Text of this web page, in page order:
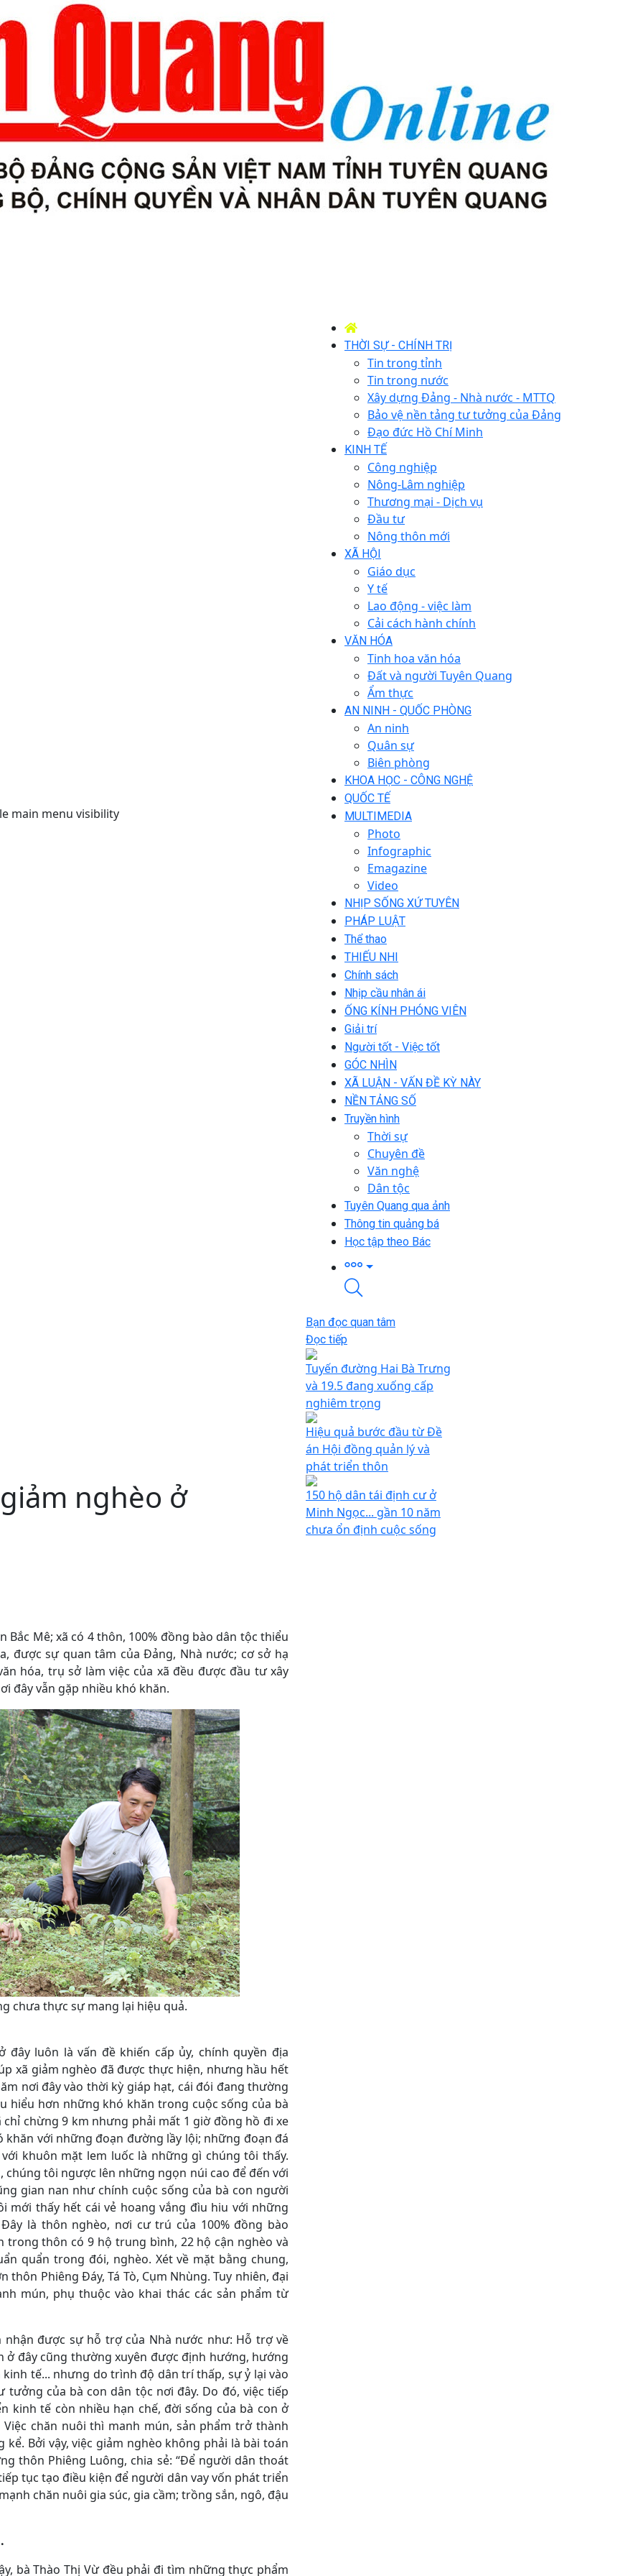
main menu visibility
THỜI SỰ - CHÍNH TRỊ
Tin trong tỉnh
Tin trong nước
Xây dựng Đảng - Nhà nước - MTTQ
Bảo vệ nền tảng tư tưởng của Đảng
Đạo đức Hồ Chí Minh
KINH TẾ
Công nghiệp
Nông-Lâm nghiệp
Thương mại - Dịch vụ
Đầu tư
Nông thôn mới
XÃ HỘI
Giáo dục
Y tế
Lao động - việc làm
Cải cách hành chính
VĂN HÓA
Tinh hoa văn hóa
Đất và người Tuyên Quang
Ẩm thực
AN NINH - QUỐC PHÒNG
An ninh
Quân sự
Biên phòng
KHOA HỌC - CÔNG NGHỆ
QUỐC TẾ
MULTIMEDIA
Photo
Infographic
Emagazine
Video
NHỊP SỐNG XỨ TUYÊN
PHÁP LUẬT
Thể thao
THIẾU NHI
Chính sách
Nhịp cầu nhân ái
ỐNG KÍNH PHÓNG VIÊN
Giải trí
Người tốt - Việc tốt
GÓC NHÌN
XÃ LUẬN - VẤN ĐỀ KỲ NÀY
NỀN TẢNG SỐ
Truyền hình
Thời sự
Chuyên đề
Văn nghệ
Dân tộc
Tuyên Quang qua ảnh
Thông tin quảng bá
Học tập theo Bác
nghèo ở
Bắc Mê; xã có 4 thôn, 100% đồng bào dân tộc thiểu
được sự quan tâm của Đảng, Nhà nước; cơ sở hạ
hóa, trụ sở làm việc của xã đều được đầu tư xây
đây vẫn gặp nhiều khó khăn.
chưa thực sự mang lại hiệu quả.
luôn là vấn đề khiến cấp ủy, chính quyền địa
xã giảm nghèo đã được thực hiện, nhưng hầu hết
nơi đây vào thời kỳ giáp hạt, cái đói đang thường
hiểu hơn những khó khăn trong cuộc sống của bà
chỉ chừng 9 km nhưng phải mất 1 giờ đồng hồ đi xe
với những đoạn đường lầy lội; những đoạn đá
khuôn mặt lem luốc là những gì chúng tôi thấy.
chúng tôi ngược lên những ngọn núi cao để đến với
gian nan như chính cuộc sống của bà con người
mới thấy hết cái vẻ hoang vắng đìu hiu với những
là thôn nghèo, nơi cư trú của 100% đồng bào
trong thôn có 9 hộ trung bình, 22 hộ cận nghèo và
quẩn trong đói, nghèo. Xét về mặt bằng chung,
Phiêng Đáy, Tá Tò, Cụm Nhùng. Tuy nhiên, đại
mún, phụ thuộc vào khai thác các sản phẩm từ
nhận được sự hỗ trợ của Nhà nước như: Hỗ trợ về
ở đây cũng thường xuyên được định hướng, hướng
tế... nhưng do trình độ dân trí thấp, sự ỷ lại vào
của bà con dân tộc nơi đây. Do đó, việc tiếp
kinh tế còn nhiều hạn chế, đời sống của bà con ở
chăn nuôi thì manh mún, sản phẩm trở thành
Bởi vậy, việc giảm nghèo không phải là bài toán
thôn Phiêng Luông, chia sẻ: “Để người dân thoát
tục tạo điều kiện để người dân vay vốn phát triển
chăn nuôi gia súc, gia cầm; trồng sắn, ngô, đậu
bà Thào Thị Vừ đều phải đi tìm những thực phẩm
Bạn đọc quan tâm
Đọc tiếp
Tuyến đường Hai Bà Trưng
và 19.5 đang xuống cấp
nghiêm trọng
Hiệu quả bước đầu từ Đề
án Hội đồng quản lý và
phát triển thôn
150 hộ dân tái định cư ở
Minh Ngọc... gần 10 năm
chưa ổn định cuộc sống